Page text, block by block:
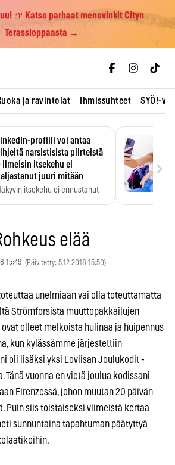
🍺 Katso parhaat menovinkit Cityn
Terassioppaasta →
ja ravintolat Ihmissuhteet SYÖ!-
profiili voi antaa
narsistisista piirteistä
ilmeisin itsekehu ei
juuri mitään
itsekehu ei ennustanut
›
elää
15:49 (Päivitetty: 5.12.2018 15:50)
unelmiaan vai olla toteuttamatta
Strömforsista muuttopakkailujen
olleet melkoista hulinaa ja huipennus
kun kylässämme järjestettiin
oli lisäksi yksi Loviisan Joulukodit -
Tänä vuonna en vietä joulua kodissani
Firenzessä, johon muutan 20 päivän
Puin siis toistaiseksi viimeistä kertaa
sunnuntaina tapahtuman päätyttyä